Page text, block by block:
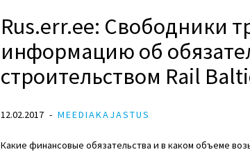
Rus.err.ee: Свободники
информацию об
строительством Rail
12.02.2017 MEEDIAKAJASTUS
Какие финансовые обязательства и в каком объеме